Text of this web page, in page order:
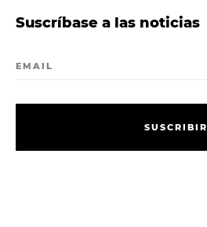
Suscríbase a las noticias
EMAIL
SU SCRI BI R